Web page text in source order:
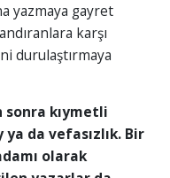
yazmaya gayret
karşı
durulaştırmaya
sonra kıymetli
da vefasızlık. Bir
olarak